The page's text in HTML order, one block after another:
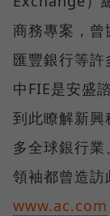
商務專案，
匯豐銀行等
中FIE是安盛
到此瞭解新
多全球銀行
領袖都曾造訪
www.ac.com